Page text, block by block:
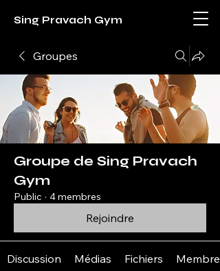
Sing Pravach Gym
Groupes
Groupe de Sing Pravach
Gym
Public · 4 membres
Rejoindre
Discussion Médias Fichiers Membres